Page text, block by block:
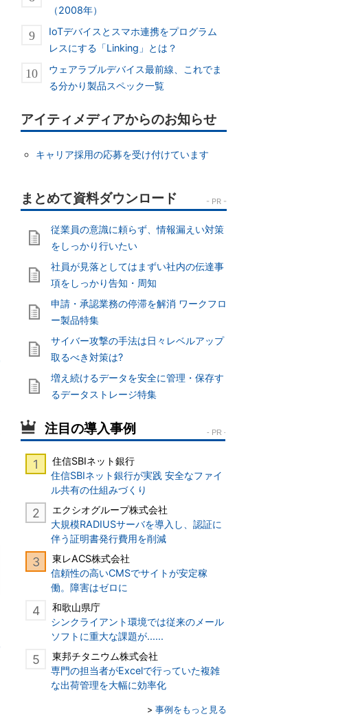
（2008年）
IoTデバイスとスマホ連携をプログラム
レスにする「Linking」とは？
ウェアラブルデバイス最前線、これでま
る分かり製品スペック一覧
アイティメディアからのお知らせ
キャリア採用の応募を受け付けています
従業員の意識に頼らず、情報漏えい対策
をしっかり行いたい
社員が見落としてはまずい社内の伝達事
項をしっかり告知・周知
申請・承認業務の停滞を解消 ワークフロ
ー製品特集
サイバー攻撃の手法は日々レベルアップ
取るべき対策は?
増え続けるデータを安全に管理・保存す
るデータストレージ特集